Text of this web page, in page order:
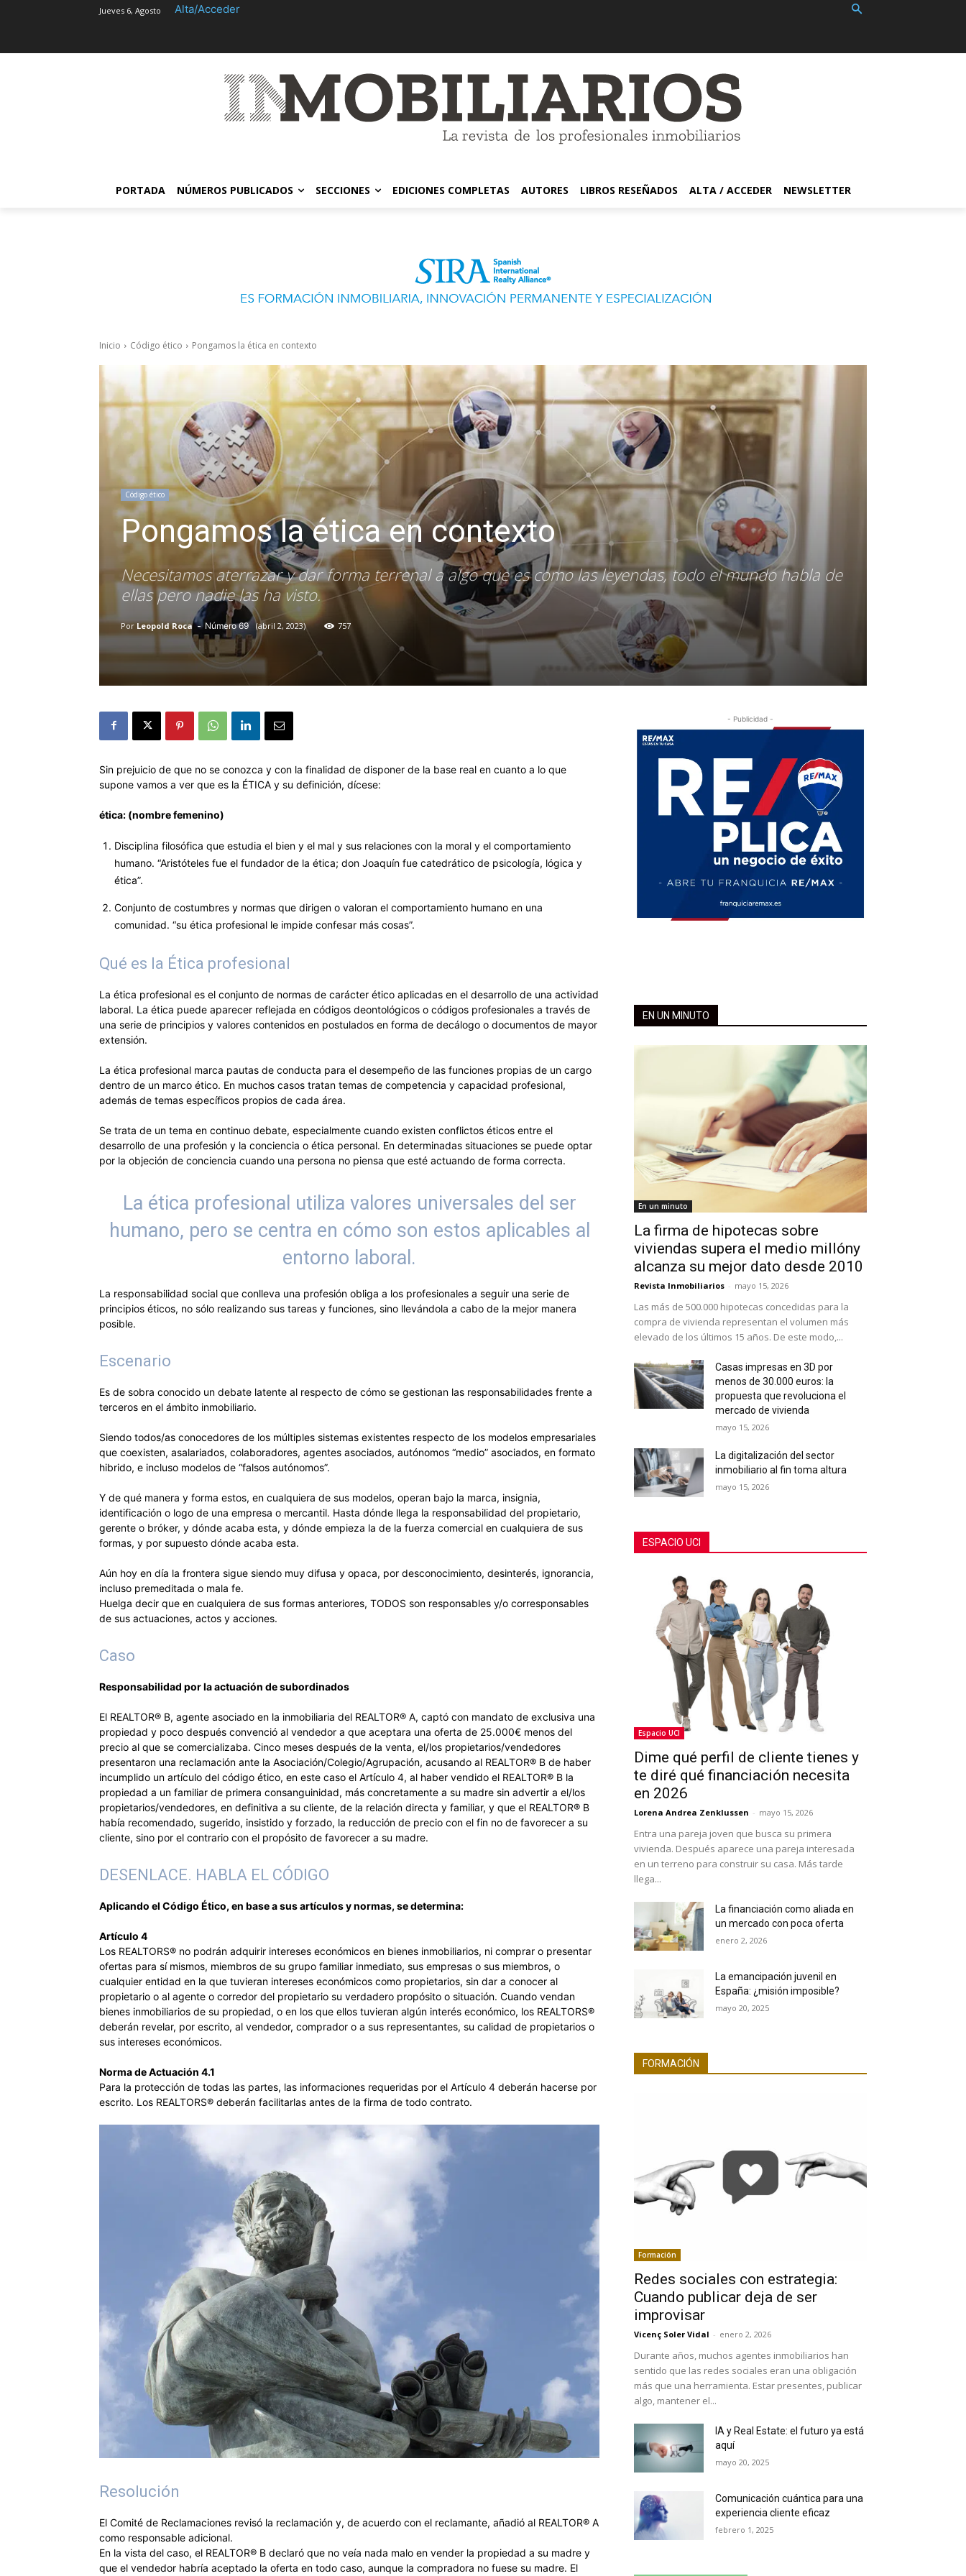
Jueves 6, Agosto Alta/Acceder
PORTADA NÚMEROS PUBLICADOS SECCIONES EDICIONES COMPLETAS AUTORES LIBROS RESEÑADOS ALTA / ACCEDER NEWSLETTER
Inicio Código ético Pongamos la ética en contexto
Código ético
Pongamos la ética en contexto
Necesitamos aterrazar y dar forma terrenal a algo que es como las leyendas, todo el mundo habla de
ellas pero nadie las ha visto.
Por Leopold Roca - 69 abril 2, 2023 757
Sin prejuicio de que no se conozca y con la finalidad de disponer de la base real en cuanto a lo que
supone vamos a ver que es la ÉTICA y su definición, dícese:
ética: (nombre femenino)
Disciplina filosófica que estudia el bien y el mal y sus relaciones con la moral y el comportamiento
humano. “Aristóteles fue el fundador de la ética; don Joaquín fue catedrático de psicología, lógica y
ética”.
Conjunto de costumbres y normas que dirigen o valoran el comportamiento humano en una
comunidad. “su ética profesional le impide confesar más cosas”.
Qué es la Ética profesional
La ética profesional es el conjunto de normas de carácter ético aplicadas en el desarrollo de una actividad
laboral. La ética puede aparecer reflejada en códigos deontológicos o códigos profesionales a través de
una serie de principios y valores contenidos en postulados en forma de decálogo o documentos de mayor
extensión.
La ética profesional marca pautas de conducta para el desempeño de las funciones propias de un cargo
dentro de un marco ético. En muchos casos tratan temas de competencia y capacidad profesional,
además de temas específicos propios de cada área.
Se trata de un tema en continuo debate, especialmente cuando existen conflictos éticos entre el
desarrollo de una profesión y la conciencia o ética personal. En determinadas situaciones se puede optar
por la objeción de conciencia cuando una persona no piensa que esté actuando de forma correcta.
La ética profesional utiliza valores universales del ser
humano, pero se centra en cómo son estos aplicables al
entorno laboral.
La responsabilidad social que conlleva una profesión obliga a los profesionales a seguir una serie de
principios éticos, no sólo realizando sus tareas y funciones, sino llevándola a cabo de la mejor manera
posible.
Escenario
Es de sobra conocido un debate latente al respecto de cómo se gestionan las responsabilidades frente a
terceros en el ámbito inmobiliario.
Siendo todos/as conocedores de los múltiples sistemas existentes respecto de los modelos empresariales
que coexisten, asalariados, colaboradores, agentes asociados, autónomos “medio” asociados, en formato
hibrido, e incluso modelos de “falsos autónomos”.
Y de qué manera y forma estos, en cualquiera de sus modelos, operan bajo la marca, insignia,
identificación o logo de una empresa o mercantil. Hasta dónde llega la responsabilidad del propietario,
gerente o bróker, y dónde acaba esta, y dónde empieza la de la fuerza comercial en cualquiera de sus
formas, y por supuesto dónde acaba esta.
Aún hoy en día la frontera sigue siendo muy difusa y opaca, por desconocimiento, desinterés, ignorancia,
incluso premeditada o mala fe.
Huelga decir que en cualquiera de sus formas anteriores, TODOS son responsables y/o corresponsables
de sus actuaciones, actos y acciones.
Caso
Responsabilidad por la actuación de subordinados
El REALTOR® B, agente asociado en la inmobiliaria del REALTOR® A, captó con mandato de exclusiva una
propiedad y poco después convenció al vendedor a que aceptara una oferta de 25.000€ menos del
precio al que se comercializaba. Cinco meses después de la venta, el/los propietarios/vendedores
presentaron una reclamación ante la Asociación/Colegio/Agrupación, acusando al REALTOR® B de haber
incumplido un artículo del código ético, en este caso el Artículo 4, al haber vendido el REALTOR® B la
propiedad a un familiar de primera consanguinidad, más concretamente a su madre sin advertir a el/los
propietarios/vendedores, en definitiva a su cliente, de la relación directa y familiar, y que el REALTOR® B
había recomendado, sugerido, insistido y forzado, la reducción de precio con el fin no de favorecer a su
cliente, sino por el contrario con el propósito de favorecer a su madre.
DESENLACE. HABLA EL CÓDIGO
Aplicando el Código Ético, en base a sus artículos y normas, se determina:
Artículo 4
Los REALTORS® no podrán adquirir intereses económicos en bienes inmobiliarios, ni comprar o presentar
ofertas para sí mismos, miembros de su grupo familiar inmediato, sus empresas o sus miembros, o
cualquier entidad en la que tuvieran intereses económicos como propietarios, sin dar a conocer al
propietario o al agente o corredor del propietario su verdadero propósito o situación. Cuando vendan
bienes inmobiliarios de su propiedad, o en los que ellos tuvieran algún interés económico, los REALTORS®
deberán revelar, por escrito, al vendedor, comprador o a sus representantes, su calidad de propietarios o
sus intereses económicos.
Norma de Actuación 4.1
Para la protección de todas las partes, las informaciones requeridas por el Artículo 4 deberán hacerse por
escrito. Los REALTORS® deberán facilitarlas antes de la firma de todo contrato.
Resolución
El Comité de Reclamaciones revisó la reclamación y, de acuerdo con el reclamante, añadió al REALTOR® A
como responsable adicional.
En la vista del caso, el REALTOR® B declaró que no veía nada malo en vender la propiedad a su madre y
que el vendedor habría aceptado la oferta en todo caso, aunque la compradora no fuese su madre. El
- Publicidad -
EN UN MINUTO
En un minuto
La firma de hipotecas sobre
viviendas supera el medio millóny
alcanza su mejor dato desde 2010
Revista Inmobiliarios - mayo 15, 2026
Las más de 500.000 hipotecas concedidas para la
compra de vivienda representan el volumen más
elevado de los últimos 15 años. De este modo,...
Casas impresas en 3D por
menos de 30.000 euros: la
propuesta que revoluciona el
mercado de vivienda
mayo 15, 2026
La digitalización del sector
inmobiliario al fin toma altura
mayo 15, 2026
ESPACIO UCI
Espacio UCI
Dime qué perfil de cliente tienes y
te diré qué financiación necesita
en 2026
Lorena Andrea Zenklussen - mayo 15, 2026
Entra una pareja joven que busca su primera
vivienda. Después aparece una pareja interesada
en un terreno para construir su casa. Más tarde
llega...
La financiación como aliada en
un mercado con poca oferta
enero 2, 2026
La emancipación juvenil en
España: ¿misión imposible?
mayo 20, 2025
FORMACIÓN
Formación
Redes sociales con estrategia:
Cuando publicar deja de ser
improvisar
Vicenç Soler Vidal - enero 2, 2026
Durante años, muchos agentes inmobiliarios han
sentido que las redes sociales eran una obligación
más que una herramienta. Estar presentes, publicar
algo, mantener el...
IA y Real Estate: el futuro ya está
aquí
mayo 20, 2025
Comunicación cuántica para una
experiencia cliente eficaz
febrero 1, 2025